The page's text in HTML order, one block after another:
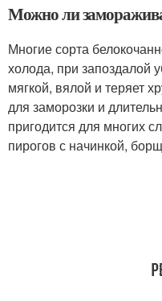
Можно ли
Многие сорта
холода, при запоздалой
мягкой, вялой и теряет
для заморозки и
пригодится для многих
пирогов с начинкой,